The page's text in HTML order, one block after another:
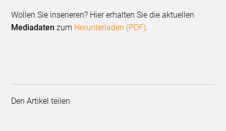
Wollen Sie inserieren? Hier erhalten Sie die aktuellen
Mediadaten zum Herunterladen (PDF).
Den Artikel teilen